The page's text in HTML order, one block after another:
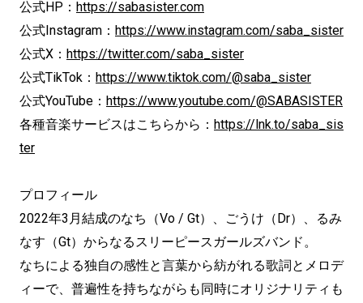
公式HP： https://sabasister.com
公式Instagram： https://www.instagram.com/saba_sister
公式X： https://twitter.com/saba_sister
公式TikTok： https://www.tiktok.com/@saba_sister
公式YouTube： https://www.youtube.com/@SABASISTER
各種音楽サービスはこちらから： https://lnk.to/saba_sis
ter
プロフィール
2022年3月結成のなち（Vo / Gt）、ごうけ（Dr）、るみ
なす（Gt）からなるスリーピースガールズバンド。
なちによる独自の感性と言葉から紡がれる歌詞とメロデ
ィーで、普遍性を持ちながらも同時にオリジナリティも